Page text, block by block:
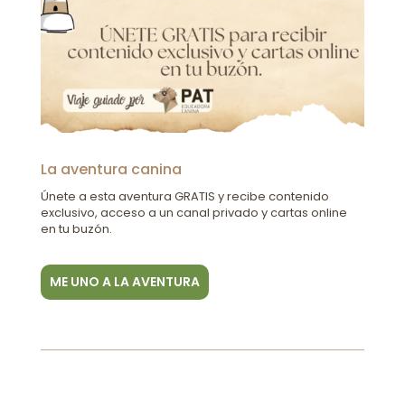
La aventura canina
Únete a esta aventura GRATIS y recibe contenido
exclusivo, acceso a un canal privado y cartas online
en tu buzón.
ME UNO A LA AVENTURA